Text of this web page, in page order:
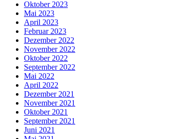
Oktober 2023
Mai 2023
April 2023
Februar 2023
Dezember 2022
November 2022
Oktober 2022
September 2022
Mai 2022
April 2022
Dezember 2021
November 2021
Oktober 2021
September 2021
Juni 2021